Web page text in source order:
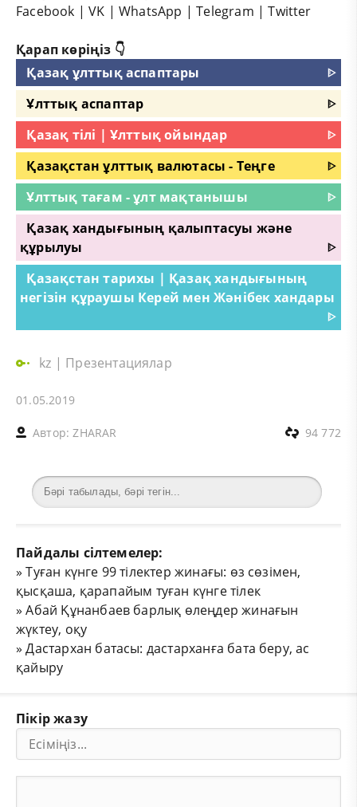
Facebook |VK |WhatsApp |Telegram |Twitter
Қарап көріңіз 👇
Қазақ ұлттық аспаптары
ᐈ
Ұлттық аспаптар
ᐈ
Қазақ тілі | Ұлттық ойындар
ᐈ
Қазақстан ұлттық валютасы - Теңге
ᐈ
Ұлттық тағам - ұлт мақтанышы
ᐈ
Қазақ хандығының қалыптасуы және
құрылуы
ᐈ
Қазақстан тарихы | Қазақ хандығының
негізін құраушы Керей мен Жәнібек хандары
ᐈ
kz | Презентациялар
01.05.2019
Автор:ZHARAR 94 772
Пайдалы сілтемелер:
»Туған күнге 99 тілектер жинағы: өз сөзімен,
қысқаша, қарапайым туған күнге тілек
»Абай Құнанбаев барлық өлеңдер жинағын
жүктеу, оқу
»Дастархан батасы: дастарханға бата беру, ас
қайыру
Пікір жазу